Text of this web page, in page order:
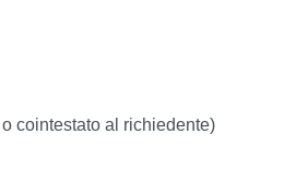
cointestato al richiedente)